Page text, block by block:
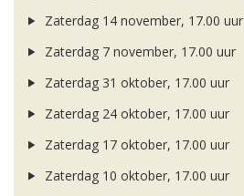
Zaterdag 14 november, 17.00 uur
Zaterdag 7 november, 17.00 uur
Zaterdag 31 oktober, 17.00 uur
Zaterdag 24 oktober, 17.00 uur
Zaterdag 17 oktober, 17.00 uur
Zaterdag 10 oktober, 17.00 uur